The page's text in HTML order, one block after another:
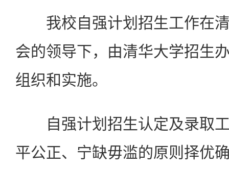
我校自强计划招生工作在清
会的领导下，由清华大学招生
组织和实施。
自强计划招生认定及录取工
平公正、宁缺毋滥的原则择优